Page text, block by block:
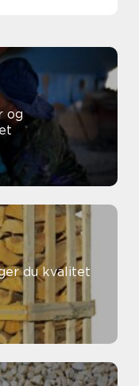
du kvalitet